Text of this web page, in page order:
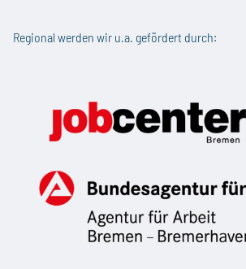
Regional werden wir u.a. gefördert durch: